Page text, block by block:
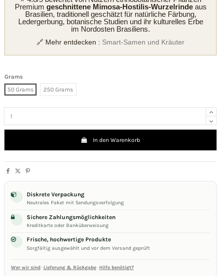
Premium geschnittene Mimosa-Hostilis-Wurzelrindeaus
Brasilien, traditionell geschätzt für natürliche Färbung,
Ledergerbung, botanische Studien und ihr kulturelles Erbe
im Nordosten Brasiliens.
🔗 Mehr entdecken : Smart-Samen und Kräuter
Grams
50 Grams
250 Grams
In den Warenkorb
Diskrete Verpackung
Neutrales Paket mit Sendungsverfolgung
Sichere Zahlungsmöglichkeiten
Kreditkarte oder Banküberweisung
Frische, hochwertige Produkte
Sorgfältig ausgewählt und vor dem Versand geprüft
Wer wir sind · Lieferung & Rückgabe· Hilfe benötigt?